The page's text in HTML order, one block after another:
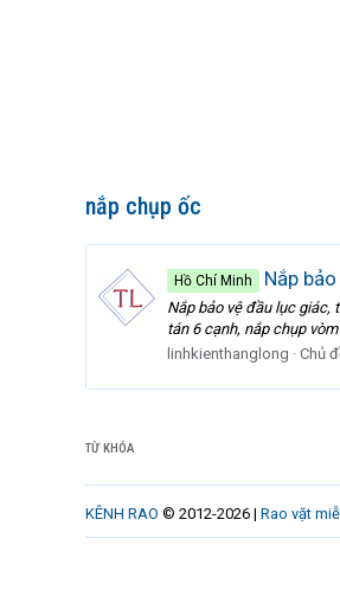
nắp chụp ốc
Hồ Chí Minh Nắp
Nắp bảo vệ đầu lục giác,
tán 6 cạnh, nắp chụp
linhkienthanglong
Chủ
TỪ KHÓA
KÊNH RAO © 2012-2026 | Rao vặt